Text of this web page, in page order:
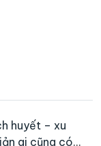
huyết – xu
ai cũng có